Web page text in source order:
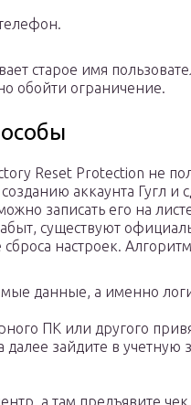
старое имя
обойти ограничение.
Reset Protection не
созданию аккаунта Гугл
записать его на
существуют
настроек.
данные, а именно
ПК или другого
зайдите в учетную
а там предъявите чек